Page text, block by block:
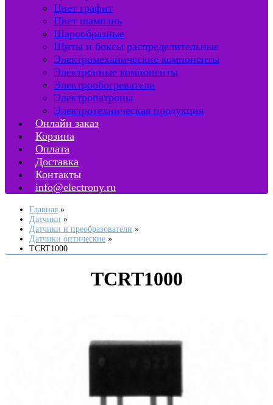
Цвет графит
Цвет шампань
Шарообразные
Щиты и боксы распределительные
Электромеханические компоненты
Электронные компоненты
Электрообогреватели
Электропатроны
Электротехническая продукция
Онлайн заказ
Корзина
Оплата
Доставка
Контакты
info@electrony.ru
Главная
Датчики
Датчики и преобразователи
Датчики оптические
TCRT1000
TCRT1000